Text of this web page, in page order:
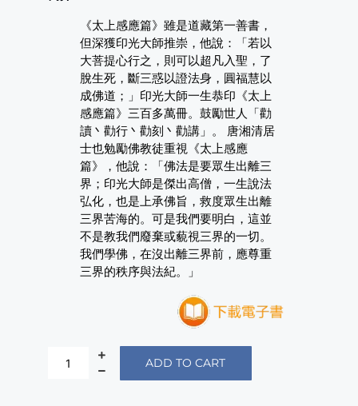
《太上感應篇》雖是道藏第一善書，
但深獲印光大師推崇，他說：「若以
大菩提心行之，則可以超凡入聖，了
脫生死，斷三惑以證法身，圓福慧以
成佛道；」印光大師一生恭印《太上
感應篇》三百多萬冊。鼓勵世人「勸
讀丶勸行丶勸刻丶勸講」。 唐湘清居
士也勉勵佛教徒重視《太上感應
篇》，他說：「佛法是要眾生出離三
界；印光大師是傑出高僧，一生說法
弘化，也是上承佛旨，救度眾生出離
三界苦海的。可是我們要明白，這並
不是教我們廢棄或藐視三界的一切。
我們學佛，在沒出離三界前，應尊重
三界的秩序與法紀。」
ADD TO CART